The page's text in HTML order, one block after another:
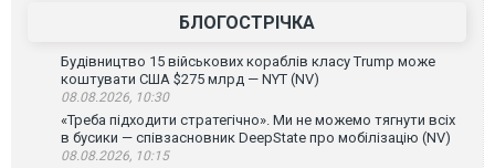
БЛОГОСТРІЧКА
Будівництво 15 військових кораблів класу Trump може
коштувати США $275 млрд — NYT (NV)
08.08.2026, 10:30
«Треба підходити стратегічно». Ми не можемо тягнути всіх
в бусики — співзасновник DeepState про мобілізацію (NV)
08.08.2026, 10:15